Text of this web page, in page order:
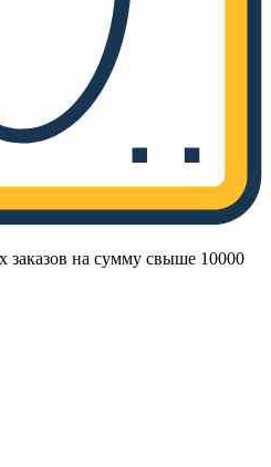
заказов на сумму свыше 10000